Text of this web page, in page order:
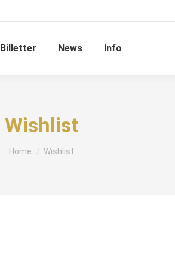
Billetter News Info
Wishlist
You are here:
Home Wishlist